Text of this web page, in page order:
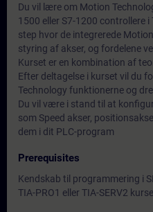
Du vil lære om Motion
1500 eller S7-1200 controllere
step hvor de integrerede
styring af akser, og fordelene
Kurset er en kombination af
Efter deltagelse i kurset vil du
Technology funktionerne og
Du vil være i stand til at
som Speed akser,
dem i dit PLC-program
Prerequisites
Kendskab til programmering i
TIA-PRO1 eller TIA-SERV2